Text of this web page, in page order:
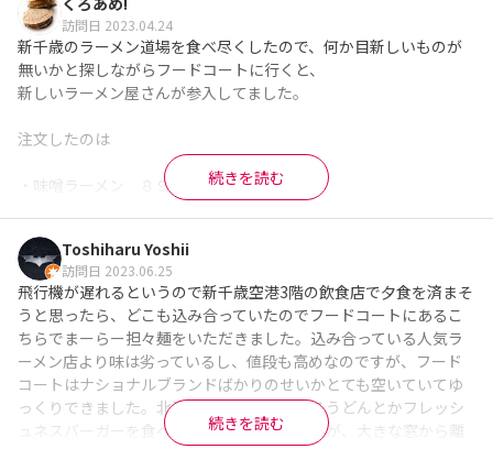
※Googleに投稿された口コミです
訪問日 2023.04.24
新千歳のラーメン道場を食べ尽くしたので、何か目新しいものが
無いかと探しながらフードコートに行くと、
新しいラーメン屋さんが参入してました。
注文したのは
・味噌ラーメン　８９０円
呼び鈴で呼ばれたら取りに行き、カウンターに置いてあるゴマ、
ニンニク、一味唐辛子を少し入れちゃいます。
チャーシューは硬めのパサパサ系。
麺は札幌味噌らしく中太縮れ麺
スープはというと少し尖った昔風で香りはいいけれどコクが少な
い。
また麺とのからみも悪く相性もイマイチかなー。
ごちそうさまでした（＾～＾）
※Googleに投稿された口コミです
続きを読む
Toshiharu Yoshii
訪問日 2023.06.25
飛行機が遅れるというので新千歳空港3階の飲食店で夕食を済まそ
うと思ったら、どこも込み合っていたのでフードコートにあるこ
ちらでまーらー担々麺をいただきました。込み合っている人気ラ
ーメン店より味は劣っているし、値段も高めなのですが、フード
コートはナショナルブランドばかりのせいかとても空いていてゆ
っくりできました。北海道まで来てはなまるうどんとかフレッシ
ュネスバーガーを食べたくないよと思いますが、大きな窓から離
続きを読む